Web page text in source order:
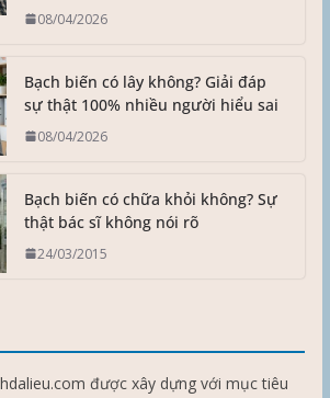
08/04/2026
Bạch biến có lây không? Giải đáp
sự thật 100% nhiều người hiểu sai
08/04/2026
Bạch biến có chữa khỏi không? Sự
thật bác sĩ không nói rõ
24/03/2015
được xây dựng với mục tiêu